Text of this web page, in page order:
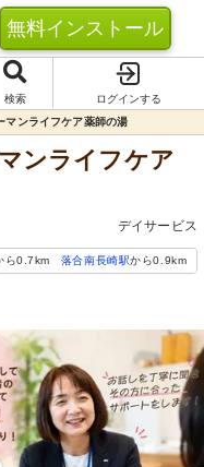
無料インストール
検索
ログインする
マンライフケア薬師の湯
ンライフケア
デイサービス
ら0.7km 落合南長崎駅から0.9km